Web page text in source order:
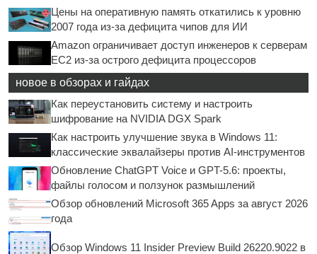
Цены на оперативную память откатились к уровню
2007 года из-за дефицита чипов для ИИ
Amazon ограничивает доступ инженеров к серверам
EC2 из-за острого дефицита процессоров
новое в обзорах и гайдах
Как переустановить систему и настроить
шифрование на NVIDIA DGX Spark
Как настроить улучшение звука в Windows 11:
классические эквалайзеры против AI-инструментов
Обновление ChatGPT Voice и GPT-5.6: проекты,
файлы голосом и ползунок размышлений
Обзор обновлений Microsoft 365 Apps за август 2026
года
Обзор Windows 11 Insider Preview Build 26220.9022 в